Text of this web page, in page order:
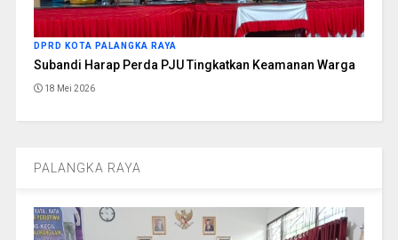
DPRD KOTA PALANGKA RAYA
Subandi Harap Perda PJU Tingkatkan Keamanan Warga
18 Mei 2026
PALANGKA RAYA